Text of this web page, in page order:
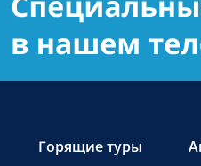
Горящие туры